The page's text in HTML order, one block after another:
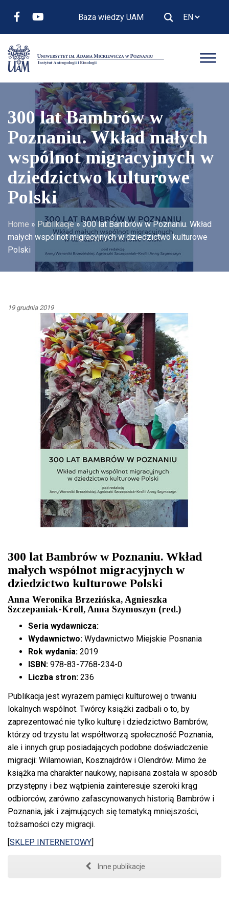
Baza wiedzy UAM
300 lat Bambrów w
Poznaniu. Wkład małych
wspólnot migracyjnych w
dziedzictwo kulturowe
Polski
Home » Publikacje»300 lat Bambrów w Poznaniu. Wkład
małych wspólnot migracyjnych w dziedzictwo kulturowe
Polski
19 grudnia 2019
300 lat Bambrów w Poznaniu. Wkład
małych wspólnot migracyjnych w
dziedzictwo kulturowe Polski
Anna Weronika Brzezińska, Agnieszka
Szczepaniak-Kroll, Anna Szymoszyn (red.)
Seria wydawnicza:
Wydawnictwo: Wydawnictwo Miejskie Posnania
Rok wydania: 2019
ISBN: 978-83-7768-234-0
Liczba stron: 236
Publikacja jest wyrazem pamięci kulturowej o trwaniu
lokalnych wspólnot. Twórcy książki zadbali o to, by
zaprezentować nie tylko kulturę i dziedzictwo Bambrów,
którzy od trzystu lat współtworzą społeczność Poznania,
ale i innych grup posiadających podobne doświadczenie
migracji: Wilamowian, Kosznajdrów i Olendrów. Mimo że
książka ma charakter naukowy, napisana została w sposób
przystępny i bez wątpienia zainteresuje szeroki krąg
odbiorców, zarówno zafascynowanych historią Bambrów i
Poznania, jak i zajmujących się tematyką mniejszości,
tożsamości czy migracji.
[SKLEP INTERNETOWY]
Inne publikacje